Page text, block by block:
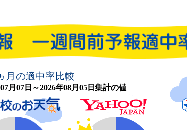
気
月の適中率比較
月07日～2026年08月05日集計の値